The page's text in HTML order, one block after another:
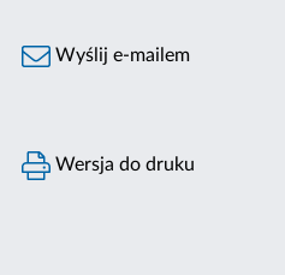
Wyślij e-mailem
Wersja do druku